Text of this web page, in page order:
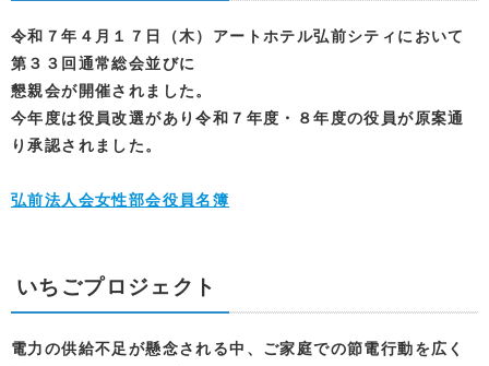
令和７年４月１７日（木）アートホテル弘前シティにおいて
第３３回通常総会並びに
懇親会が開催されました。
今年度は役員改選があり令和７年度・８年度の役員が原案通
り承認されました。
弘前法人会女性部会役員名簿
いちごプロジェクト
電力の供給不足が懸念される中、ご家庭での節電行動を広く